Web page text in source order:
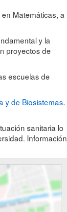
Matemáticas, a
y la
proyectos de
escuelas de
y de Biosistemas.
sanitaria lo
Información